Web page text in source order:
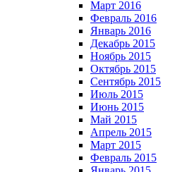
Март 2016
Февраль 2016
Январь 2016
Декабрь 2015
Ноябрь 2015
Октябрь 2015
Сентябрь 2015
Июль 2015
Июнь 2015
Май 2015
Апрель 2015
Март 2015
Февраль 2015